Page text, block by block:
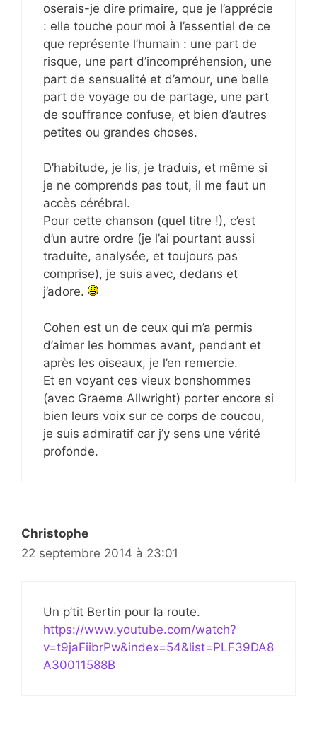
oserais-je dire primaire, que je l’apprécie
: elle touche pour moi à l’essentiel de ce
que représente l’humain : une part de
risque, une part d’incompréhension, une
part de sensualité et d’amour, une belle
part de voyage ou de partage, une part
de souffrance confuse, et bien d’autres
petites ou grandes choses.
D’habitude, je lis, je traduis, et même si
je ne comprends pas tout, il me faut un
accès cérébral.
Pour cette chanson (quel titre !), c’est
d’un autre ordre (je l’ai pourtant aussi
traduite, analysée, et toujours pas
comprise), je suis avec, dedans et
j’adore.
Cohen est un de ceux qui m’a permis
d’aimer les hommes avant, pendant et
après les oiseaux, je l’en remercie.
Et en voyant ces vieux bonshommes
(avec Graeme Allwright) porter encore si
bien leurs voix sur ce corps de coucou,
je suis admiratif car j’y sens une vérité
profonde.
Christophe
22 septembre 2014 à 23:01
Un p’tit Bertin pour la route.
https://www.youtube.com/watch?
v=t9jaFiibrPw&index=54&list=PLF39DA8
A30011588B